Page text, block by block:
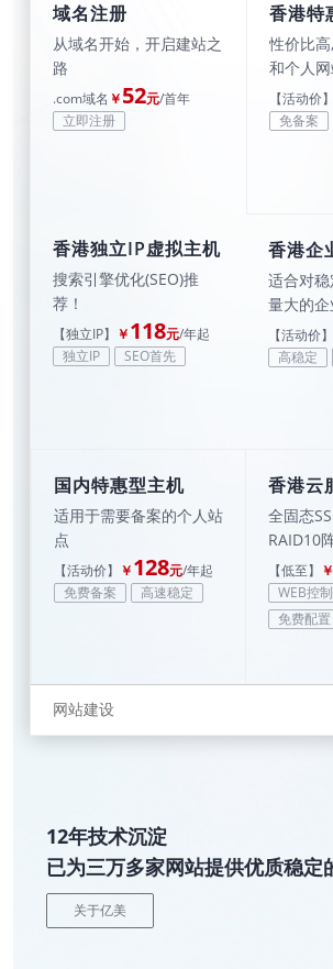
域名注册
从域名开始，开启建站之
路
.com域名 ￥52元/首年
立即注册
香港特
性价比
和个人
【活动价】
免备案
香港独立IP虚拟主机
搜索引擎优化(SEO)推
荐！
【独立IP】 ￥118元/年起
独立IP
SEO首先
香港企
适合对
量大的企
【活动价】
高稳定
国内特惠型主机
适用于需要备案的个人站
点
【活动价】 ￥128元/年起
免费备案
高速稳定
香港云
全固态
RAID10
可用。
算，传输
灵活。
【低至】 ￥
WEB控
免费配置
网站建设
12年技术沉淀
已为三万多家网站提供优质稳定
关于亿美